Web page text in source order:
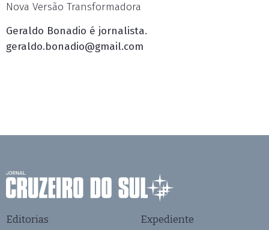
Nova Versão Transformadora
Geraldo Bonadio é jornalista.
geraldo.bonadio@gmail.com
Editorias Expediente